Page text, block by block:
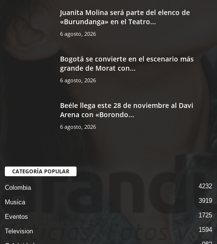
Juanita Molina será parte del elenco de
«Burundanga» en el Teatro...
6 agosto, 2026
Bogotá se convierte en el escenario más
grande de Morat con...
6 agosto, 2026
Beéle llega este 28 de noviembre al Davi
Arena con «Borondo...
6 agosto, 2026
CATEGORÍA POPULAR
Colombia 4232
Musica 3919
Eventos 1725
Television 1594